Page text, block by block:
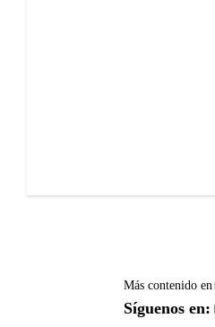
Más contenido en
Síguenos en: